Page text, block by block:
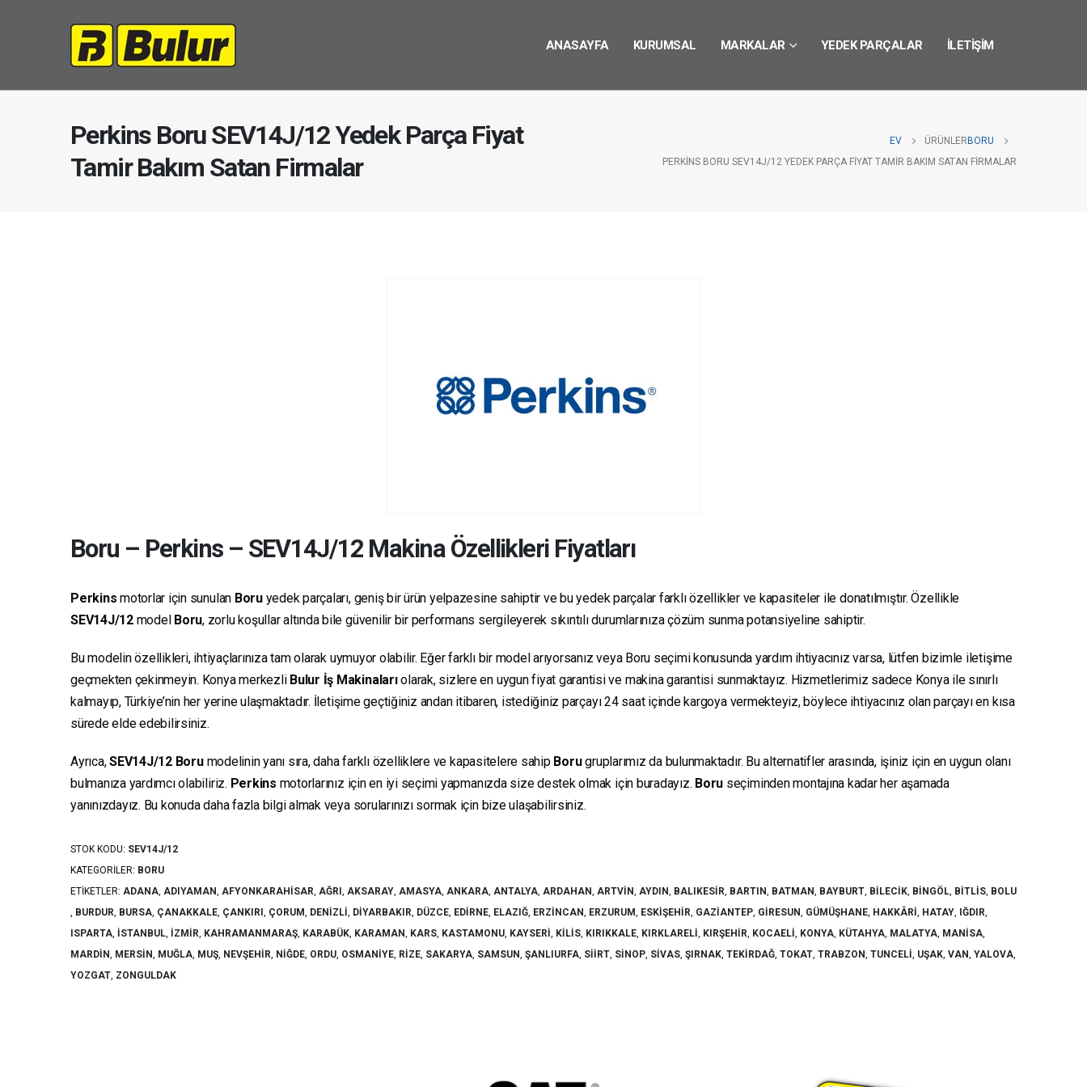
ANASAYFA KURUMSAL MARKALAR YEDEK PARÇALAR İLETIŞIM
Perkins Boru SEV14J/12 Yedek Parça Fiyat
Tamir Bakım Satan Firmalar
EV ÜRÜNLER BORU
PERKINS BORU SEV14J/12 YEDEK PARÇA FIYAT TAMIR BAKIM SATAN FIRMALAR
Boru – Perkins– SEV14J/12 Makina Özellikleri Fiyatları
Perkins motorlar için sunulan Boruyedek parçaları, geniş bir ürün yelpazesine sahiptir ve bu yedek parçalar farklı özellikler ve kapasiteler ile donatılmıştır. Özellikle
SEV14J/12model Boru, zorlu koşullar altında bile güvenilir bir performans sergileyerek sıkıntılı durumlarınıza çözüm sunma potansiyeline sahiptir.
Bu modelin özellikleri, ihtiyaçlarınıza tam olarak uymuyor olabilir. Eğer farklı bir model arıyorsanız veya Boru seçimi konusunda yardım ihtiyacınız varsa, lütfen bizimle iletişime
geçmekten çekinmeyin. Konya merkezli Bulur İş Makinalarıolarak, sizlere en uygun fiyat garantisi ve makina garantisi sunmaktayız. Hizmetlerimiz sadece Konya ile sınırlı
kalmayıp, Türkiye’nin her yerine ulaşmaktadır. İletişime geçtiğiniz andan itibaren, istediğiniz parçayı 24 saat içinde kargoya vermekteyiz, böylece ihtiyacınız olan parçayı en kısa
sürede elde edebilirsiniz.
Ayrıca,SEV14J/12 Borumodelinin yanı sıra, daha farklı özelliklere ve kapasitelere sahip Borugruplarımız da bulunmaktadır. Bu alternatifler arasında, işiniz için en uygun olanı
bulmanıza yardımcı olabiliriz. Perkins motorlarınız için en iyi seçimi yapmanızda size destek olmak için buradayız. Boru seçiminden montajına kadar her aşamada
yanınızdayız. Bu konuda daha fazla bilgi almak veya sorularınızı sormak için bize ulaşabilirsiniz.
STOK KODU: SEV14J/12
KATEGORILER: BORU
ETIKETLER: ADANA, ADIYAMAN, AFYONKARAHISAR, AĞRI , AKSARAY, AMASYA, ANKARA, ANTALYA, ARDAHAN, ARTVIN, AYDIN, BALIKESIR, BARTIN, BATMAN, BAYBURT, BILECIK, BINGÖL, BITLIS, BOLU
, BURDUR, BURSA, ÇANAKKALE, ÇANKIRI , ÇORUM, DENIZLI, DIYARBAKIR, DÜZCE, EDIRNE, ELAZIĞ, ERZINCAN, ERZURUM, ESKIŞEHIR, GAZIANTEP, GIRESUN, GÜMÜŞHANE, HAKKÂRI, HATAY, IĞDIR,
ISPARTA, İSTANBUL, İZMIR, KAHRAMANMARAŞ, KARABÜK, KARAMAN, KARS, KASTAMONU, KAYSERI, KILIS, KIRIKKALE, KIRKLARELI, KIRŞEHIR, KOCAELI, KONYA, KÜTAHYA, MALATYA, MANISA,
MARDIN, MERSIN, MUĞLA, MUŞ, NEVŞEHIR, NIĞDE, ORDU, OSMANIYE, RIZE, SAKARYA, SAMSUN, ŞANLIURFA, SIIRT, SINOP, SIVAS, ŞIRNAK, TEKIRDAĞ, TOKAT, TRABZON, TUNCELI, UŞAK, VAN, YALOVA,
YOZGAT, ZONGULDAK